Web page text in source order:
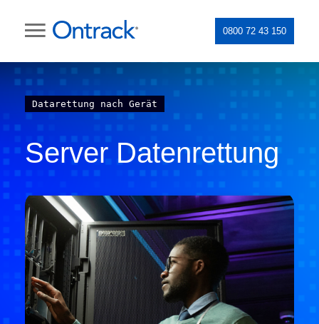
0800 72 43 150
Datarettung nach Gerät
Server Datenrettung